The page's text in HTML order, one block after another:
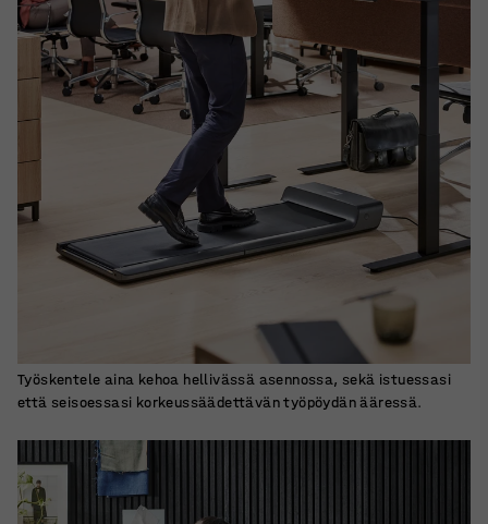
Työskentele aina kehoa hellivässä asennossa, sekä istuessasi
että seisoessasi korkeussäädettävän työpöydän ääressä.